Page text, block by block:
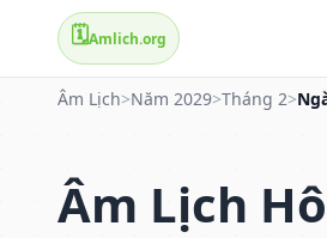
🗓️Amlich.org
Âm Lịch>Năm 2029>Tháng 2>
Âm Lịch